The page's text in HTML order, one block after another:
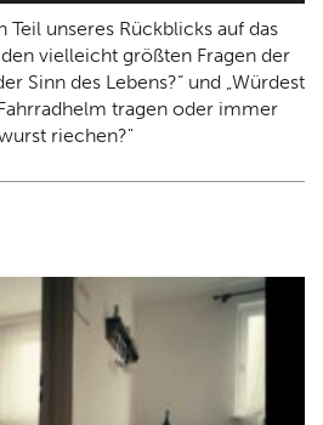
Teil unseres Rückblicks auf das
vielleicht größten Fragen der
Sinn des Lebens?“ und „Würdest
tragen oder immer
riechen?"